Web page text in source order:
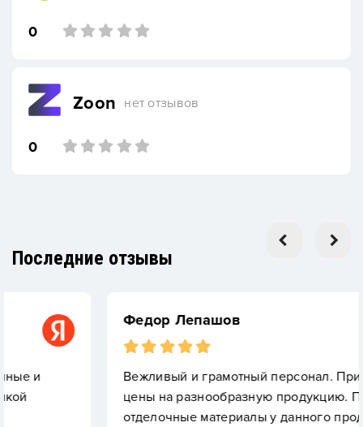
0
Zoon нет отзывов
0
Последние отзывы
Федор Лепашов
Вежливый и грамотный персонал. Приемлемые
цены на разнообразную продукцию. Покупал
отделочные материалы у данного продавца, все